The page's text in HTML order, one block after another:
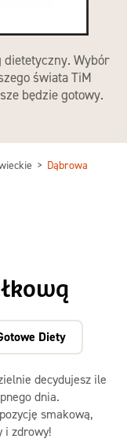
dietetyczny. Wybór
świata TiM
będzie gotowy.
Dąbrowa
decydujesz ile
dnia.
smakową,
i zdrowy!
Diety